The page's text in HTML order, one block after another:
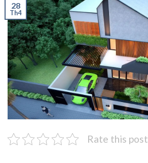
28
Th4
Rate this post